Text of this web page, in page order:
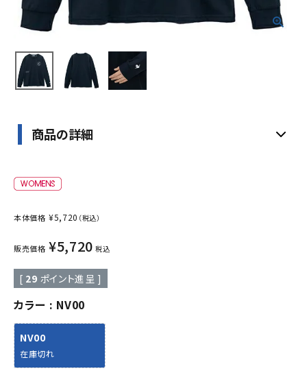
特定商取引法
商品の詳細
本体価格 ¥5,720 （税込）
販売価格 ¥5,720 税込
[ 29 ポイント進呈 ]
カラー NV00
NV00
在庫切れ